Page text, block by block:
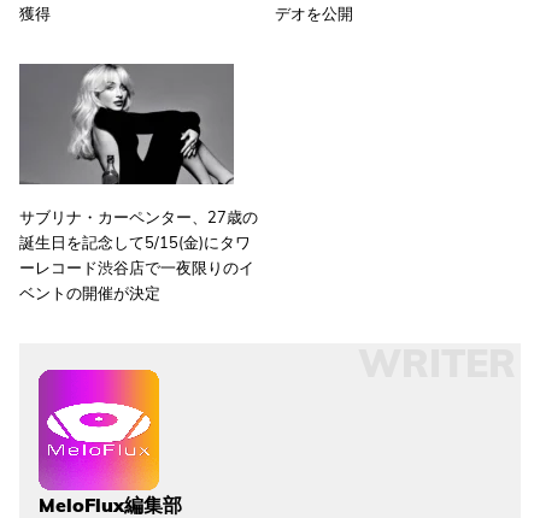
獲得
デオを公開
サブリナ・カーペンター、27歳の
誕生日を記念して5/15(金)にタワ
ーレコード渋谷店で一夜限りのイ
ベントの開催が決定
MeloFlux編集部